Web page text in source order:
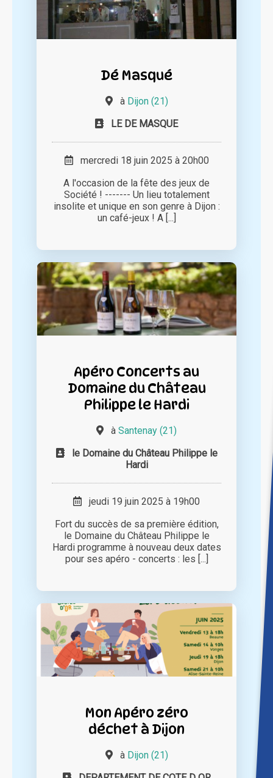
Dé Masqué
à Dijon (21)
LE DE MASQUE
mercredi 18 juin 2025 à 20h00
A l'occasion de la fête des jeux de
Société ! ------- Un lieu totalement
insolite et unique en son genre à Dijon :
un café-jeux ! A [...]
Apéro Concerts au
Domaine du Château
Philippe le Hardi
à Santenay (21)
le Domaine du Château Philippe le
Hardi
jeudi 19 juin 2025 à 19h00
Fort du succès de sa première édition,
le Domaine du Château Philippe le
Hardi programme à nouveau deux dates
pour ses apéro - concerts : les [...]
Mon Apéro zéro
déchet à Dijon
à Dijon (21)